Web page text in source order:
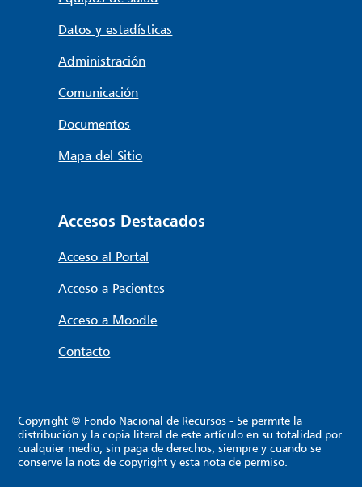
Datos y estadísticas
Administración
Comunicación
Documentos
Mapa del Sitio
Accesos Destacados
Acceso al Portal
Acceso a Pacientes
Acceso a Moodle
Contacto
Copyright © Fondo Nacional de Recursos - Se permite la
distribución y la copia literal de este artículo en su totalidad por
cualquier medio, sin paga de derechos, siempre y cuando se
conserve la nota de copyright y esta nota de permiso.